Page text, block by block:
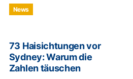
News
73 Haisichtungen vor
Sydney: Warum die
Zahlen täuschen